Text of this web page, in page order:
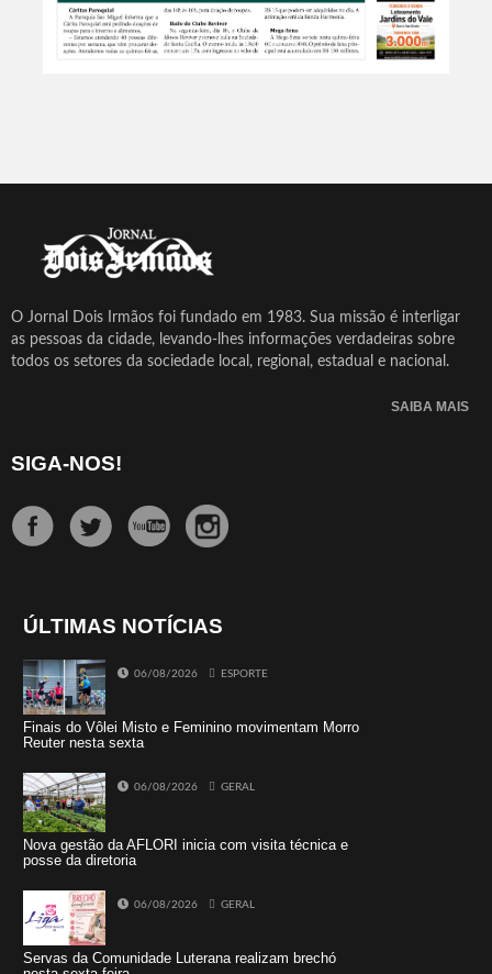
O Jornal Dois Irmãos foi fundado em 1983. Sua missão é interligar
as pessoas da cidade, levando-lhes informações verdadeiras sobre
todos os setores da sociedade local, regional, estadual e nacional.
SAIBA MAIS
SIGA-NOS!
ÚLTIMAS NOTÍCIAS
06/08/2026 ESPORTE
Finais do Vôlei Misto e Feminino movimentam Morro
Reuter nesta sexta
06/08/2026 GERAL
Nova gestão da AFLORI inicia com visita técnica e
posse da diretoria
06/08/2026 GERAL
Servas da Comunidade Luterana realizam brechó